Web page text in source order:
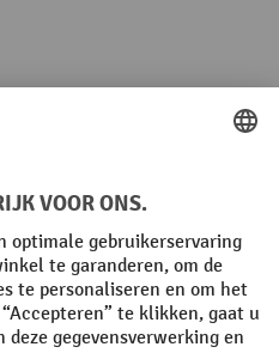
Copyright
Instellingen